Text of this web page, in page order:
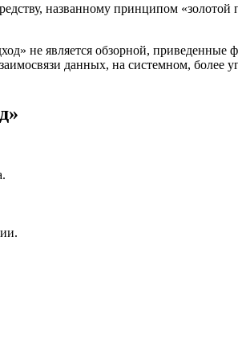
названному принципом
не является обзорной,
данных, на системном, более